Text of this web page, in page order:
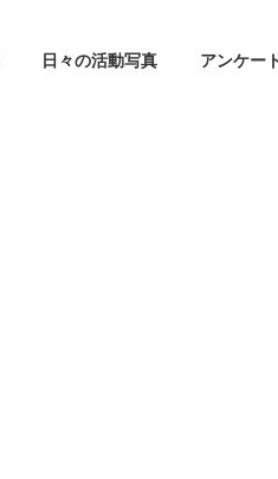
日々の活動写真 アンケー